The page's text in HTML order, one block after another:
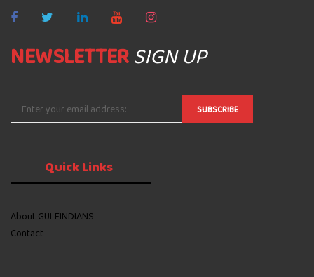
NEWSLETTERSIGN UP
QuickLinks
About GULFINDIANS
Contact